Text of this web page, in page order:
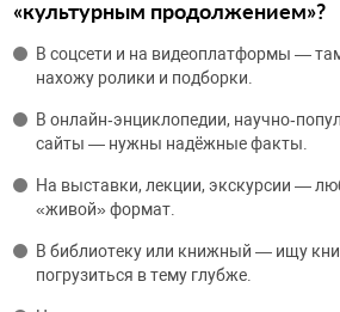
«культурным продолжением»?
В соцсети и на видеоплатформы —
нахожу ролики и подборки.
В онлайн‑энциклопедии,
сайты — нужны надёжные факты.
На выставки, лекции, экскурсии —
«живой» формат.
В библиотеку или книжный — ищу
погрузиться в тему глубже.